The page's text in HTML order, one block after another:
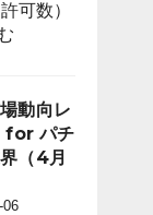
可数）
12
月
末
点
動向レ
for パチ
（4月
06